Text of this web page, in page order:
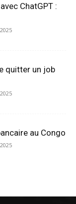
ChatGPT :
quitter un job
au Congo